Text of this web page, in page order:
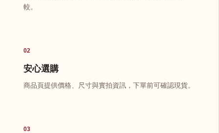
較。
02
安心選購
商品頁提供價格、尺寸與實拍資訊，下單前可確認現貨。
03